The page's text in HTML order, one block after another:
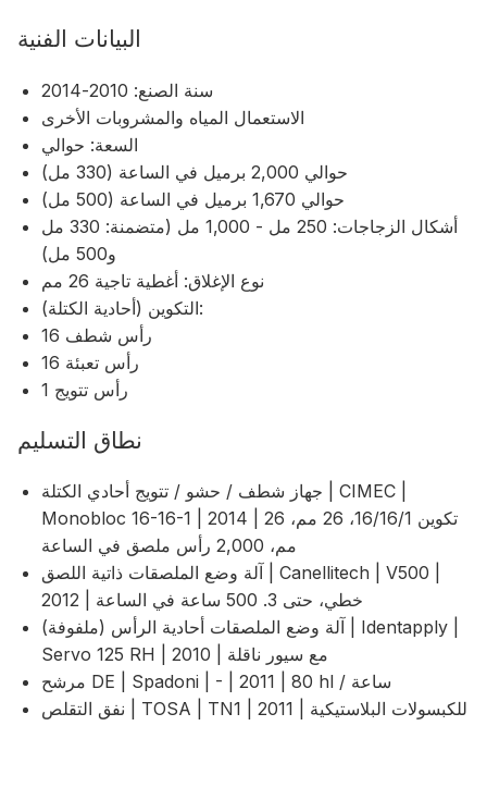
البيانات الفنية
سنة الصنع: 2010-2014
الاستعمال المياه والمشروبات الأخرى
السعة: حوالي
حوالي 2,000 برميل في الساعة (330 مل)
حوالي 1,670 برميل في الساعة (500 مل)
أشكال الزجاجات: 250 مل - 1,000 مل (متضمنة: 330 مل
و500 مل)
نوع الإغلاق: أغطية تاجية 26 مم
التكوين (أحادية الكتلة):
16 رأس شطف
16 رأس تعبئة
1 رأس تتويج
نطاق التسليم
جهاز شطف / حشو / تتويج أحادي الكتلة | CIMEC |
Monobloc 16-16-1 | 2014 | تكوين 16/16/1، 26 مم، 26
مم، 2,000 رأس ملصق في الساعة
آلة وضع الملصقات ذاتية اللصق | Canellitech | V500 |
2012 | خطي، حتى 3. 500 ساعة في الساعة
آلة وضع الملصقات أحادية الرأس (ملفوفة) | Identapply |
Servo 125 RH | 2010 | مع سيور ناقلة
مرشح DE | Spadoni | - | 2011 | 80 hl / ساعة
نفق التقلص | TOSA | TN1 | 2011 | للكبسولات البلاستيكية